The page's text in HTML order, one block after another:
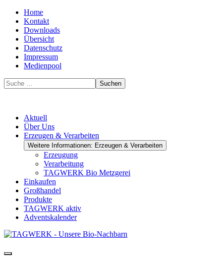
Home
Kontakt
Downloads
Übersicht
Datenschutz
Impressum
Medienpool
Suchen
Aktuell
Über Uns
Erzeugen & Verarbeiten
Weitere Informationen: Erzeugen & Verarbeiten
Erzeugung
Verarbeitung
TAGWERK Bio Metzgerei
Einkaufen
Großhandel
Produkte
TAGWERK aktiv
Adventskalender